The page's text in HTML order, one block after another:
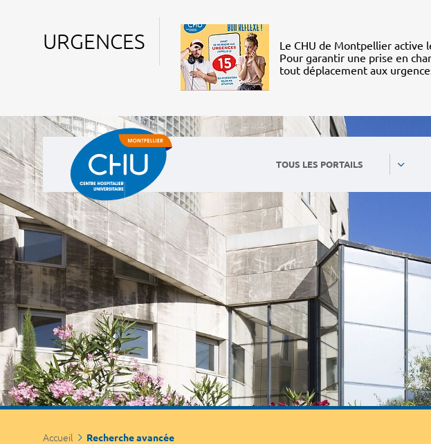
URGENCES
Le CHU de Montpellier active
Pour garantir une prise en
tout déplacement aux
TOUS LES PORTAILS
Accueil Recherche avancée